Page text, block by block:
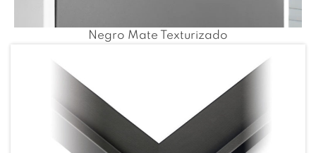
Negro Mate Texturizado